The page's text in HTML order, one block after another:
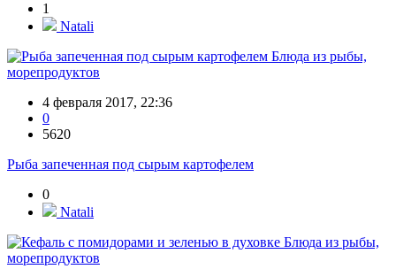
1
Natali
Блюда из рыбы,
морепродуктов
4 февраля 2017, 22:36
0
5620
Рыба запеченная под сырым картофелем
0
Natali
Блюда из рыбы,
морепродуктов